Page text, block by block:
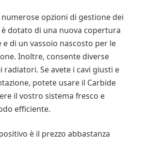
opzioni di gestione dei
è dotato di una nuova copertura
e di un vassoio nascosto per le
Inoltre, consente diverse
Se avete i cavi giusti e
potete usare il Carbide
il vostro sistema fresco e
efficiente.
è il prezzo abbastanza